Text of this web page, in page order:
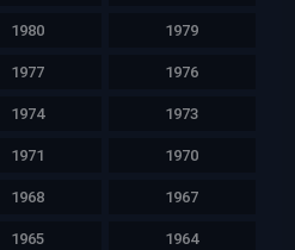
1980 1979
1977 1976
1974 1973
1971 1970
1968 1967
1965 1964